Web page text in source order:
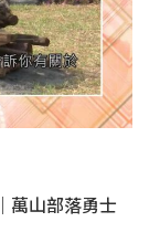
萬山部落勇士